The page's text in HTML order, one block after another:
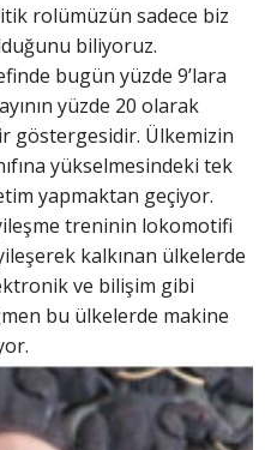
rolümüzün sadece biz
biliyoruz.
bugün yüzde 9’lara
yüzde 20 olarak
göstergesidir. Ülkemizin
yükselmesindeki tek
yapmaktan geçiyor.
treninin lokomotifi
kalkınan ülkelerde
ve bilişim gibi
bu ülkelerde makine